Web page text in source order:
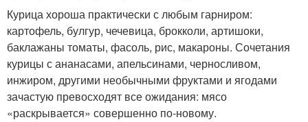
Курица хороша практически с любым гарниром:
картофель, булгур, чечевица, брокколи, артишоки,
баклажаны томаты, фасоль, рис, макароны. Сочетания
курицы с ананасами, апельсинами, черносливом,
инжиром, другими необычными фруктами и ягодами
зачастую превосходят все ожидания: мясо
«раскрывается» совершенно по-новому.